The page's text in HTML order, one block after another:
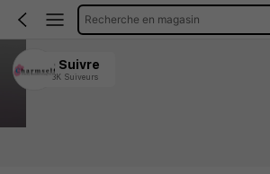
Recherche en magasin
charmself Jewelry
4.92
Suivre
4.3K Suiveurs